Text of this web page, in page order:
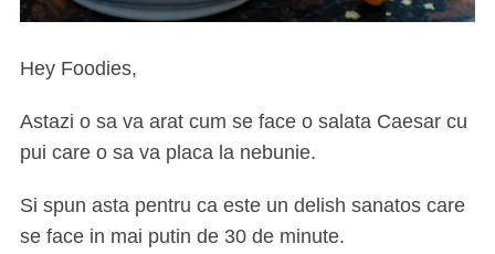
Hey Foodies,
Astazi o sa va arat cum se face o salata Caesar cu
pui care o sa va placa la nebunie.
Si spun asta pentru ca este un delish sanatos care
se face in mai putin de 30 de minute.